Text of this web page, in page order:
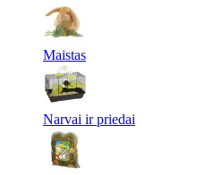
Maistas
Narvai ir priedai